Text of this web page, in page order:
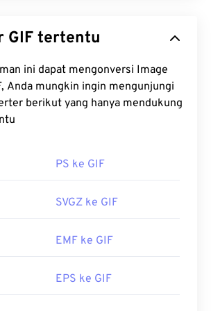
dan editor gambar Adobe,
Illustrator.
oleh: CompuServe, Inc.
1987
Konverter GIF tertentu
ini dapat mengonversi Image
berikut yang hanya mendukung
PS ke GIF
SVGZ ke GIF
EMF ke GIF
EPS ke GIF